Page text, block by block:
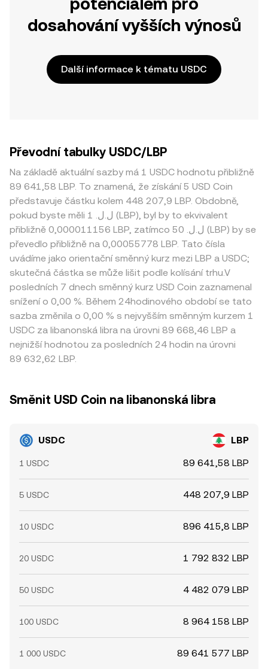
dosahování vyšších výnosů
Další informace k tématu USDC
Převodní tabulky USDC/LBP
Na základě aktuální sazby má 1 USDC hodnotu přibližně
89 641,58 LBP. To znamená, že získání 5 USD Coin
představuje částku kolem 448 207,9 LBP. Obdobně,
pokud byste měli 1 .ل.ل (LBP), byl by to ekvivalent
přibližně 0,000011156 LBP, zatímco 50 .ل.ل (LBP) by se
převedlo přibližně na 0,00055778 LBP. Tato čísla
uvádíme jako orientační směnný kurz mezi LBP a USDC;
skutečná částka se může lišit podle kolísání trhu.V
posledních 7 dnech směnný kurz USD Coin zaznamenal
snížení o 0,00 %. Během 24hodinového období se tato
sazba změnila o 0,00 % s nejvyšším směnným kurzem 1
USDC za libanonská libra na úrovni 89 668,46 LBP a
nejnižší hodnotou za posledních 24 hodin na úrovni
89 632,62 LBP.
Směnit USD Coin na libanonská libra
USDC LBP
1 USDC 89 641,58 LBP
5 USDC 448 207,9 LBP
10 USDC 896 415,8 LBP
20 USDC 1 792 832 LBP
50 USDC 4 482 079 LBP
100 USDC 8 964 158 LBP
1 000 USDC 89 641 577 LBP